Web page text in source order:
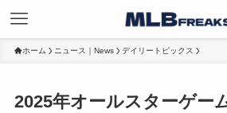
ホーム ニュース｜News デイリートピックス
2025年オールスターゲー